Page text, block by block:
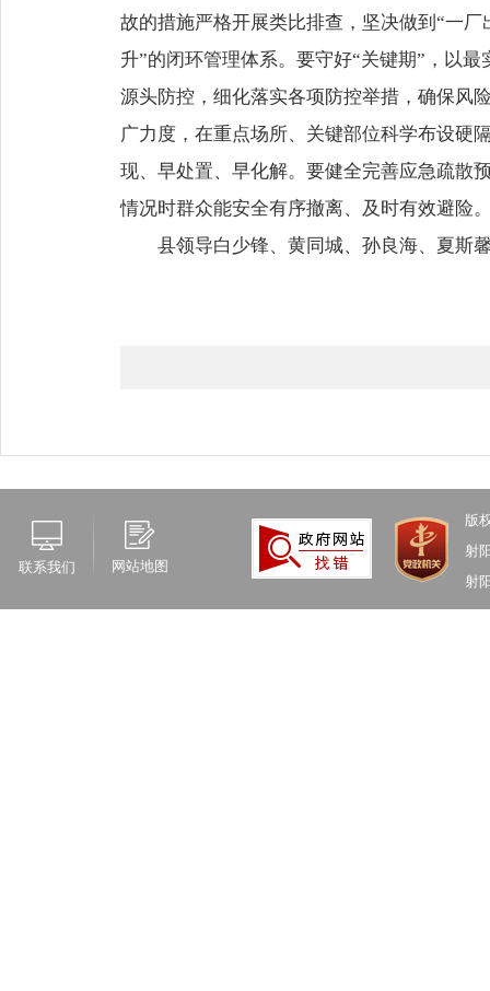
故的措施严格开展类比排查，坚决做到“一
升”的闭环管理体系。要守好“关键期”，以
源头防控，细化落实各项防控举措，确保风
广力度，在重点场所、关键部位科学布设硬
现、早处置、早化解。要健全完善应急疏散
情况时群众能安全有序撤离、及时有效避险
县领导白少锋、黄同城、孙良海、夏斯馨
联系我们 网站地图
版
射
射